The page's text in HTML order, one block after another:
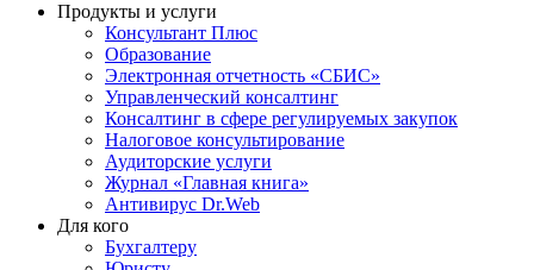
Продукты и услуги
Консультант Плюс
Образование
Электронная отчетность «СБИС»
Управленческий консалтинг
Консалтинг в сфере регулируемых закупок
Налоговое консультирование
Аудиторские услуги
Журнал «Главная книга»
Антивирус Dr.Web
Для кого
Бухгалтеру